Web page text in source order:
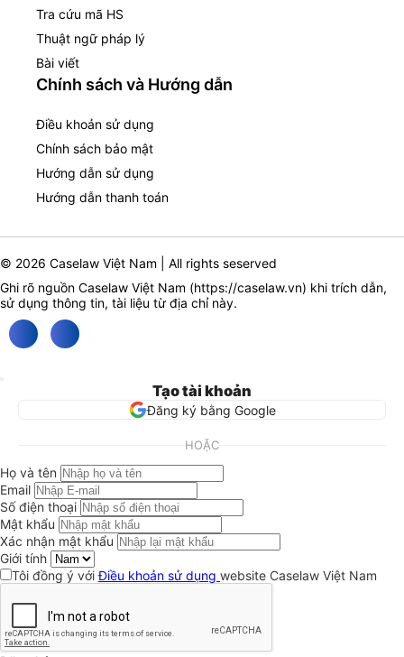
Tra cứu mã HS
Thuật ngữ pháp lý
Bài viết
Chính sách và Hướng dẫn
Điều khoản sử dụng
Chính sách bảo mật
Hướng dẫn sử dụng
Hướng dẫn thanh toán
© 2026 Caselaw Việt Nam | All rights seserved
Ghi rõ nguồn Caselaw Việt Nam (https://caselaw.vn) khi trích dẫn,
sử dụng thông tin, tài liệu từ địa chỉ này.
Tạo tài khoản
Đăng ký bằng Google
HOẶC
Họ và tên
Email
Số điện thoại
Mật khẩu
Xác nhận mật khẩu
Giới tính
Tôi đồng ý vớiĐiều khoản sử dụng website Caselaw Việt Nam